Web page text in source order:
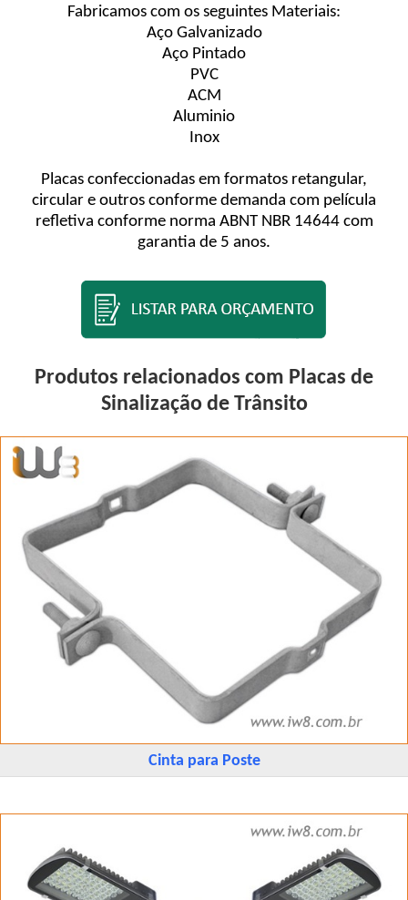
Fabricamos com os seguintes Materiais:
Aço Galvanizado
Aço Pintado
PVC
ACM
Aluminio
Inox
Placas confeccionadas em formatos retangular,
circular e outros conforme demanda com película
refletiva conforme norma ABNT NBR 14644 com
garantia de 5 anos.
Produtos relacionados com Placas de
Sinalização de Trânsito
Cinta para Poste